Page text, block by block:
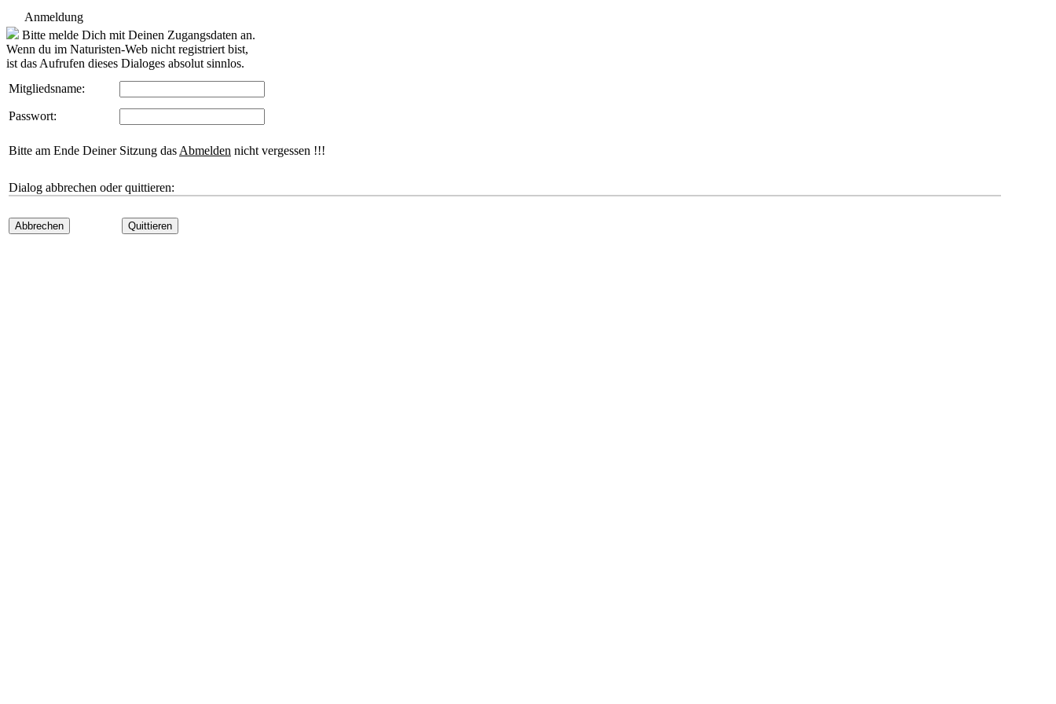
Anmeldung
Bitte melde Dich mit Deinen Zugangsdaten an.
Wenn du im Naturisten-Web nicht registriert bist,
ist das Aufrufen dieses Dialoges absolut sinnlos.
Mitgliedsname:
Passwort:
Bitte am Ende Deiner Sitzung das Abmelden nicht vergessen !!!
Dialog abbrechen oder quittieren:
Abbrechen Quittieren